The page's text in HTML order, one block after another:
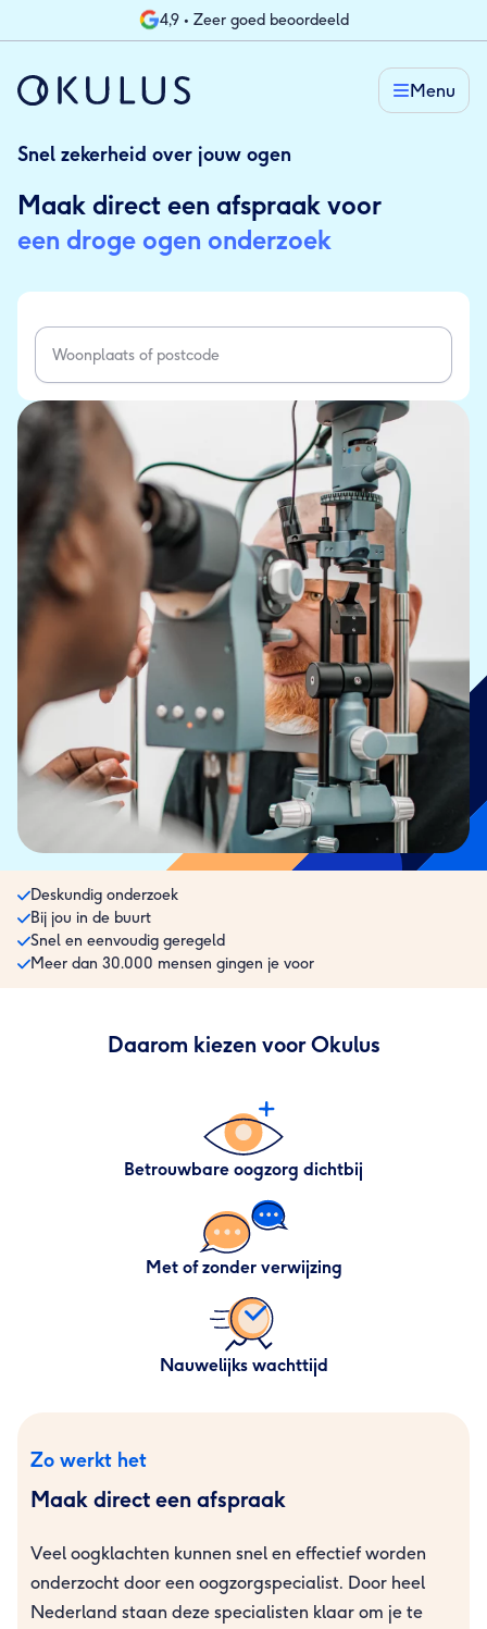
4,9 • Zeer goed beoordeeld
Menu
Snel zekerheid over jouw ogen
Maak direct een afspraak voor
een droge ogen onderzoek
Deskundig onderzoek
Bij jou in de buurt
Snel en eenvoudig geregeld
Meer dan 30.000 mensen gingen je voor
Daarom kiezen voor Okulus
Betrouwbare oogzorg dichtbij
Met of zonder verwijzing
Nauwelijks wachttijd
Zo werkt het
Maak direct een afspraak
Veel oogklachten kunnen snel en effectief worden
onderzocht door een oogzorgspecialist. Door heel
Nederland staan deze specialisten klaar om je te